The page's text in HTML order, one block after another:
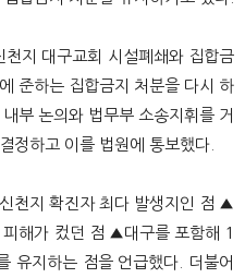
지 대구교회 시설폐쇄와 집합금
준하는 집합금지 처분을 다시 하
부 논의와 법무부 소송지휘를 거
정하고 이를 법원에 통보했다.
천지 확진자 최다 발생지인 점 ▲
피해가 컸던 점 ▲대구를 포함해 1
유지하는 점을 언급했다. 더불어